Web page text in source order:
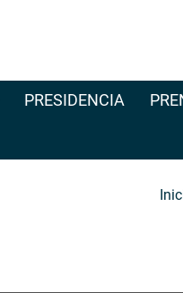
PRESIDENCIA